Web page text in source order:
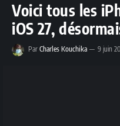
Voici tous les
iOS 27,
Par Charles Kouchika 9 juin